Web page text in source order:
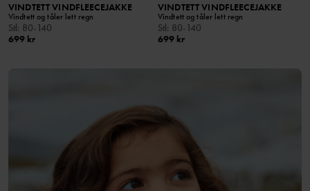
VINDTETT VINDFLEECEJAKKE
Vindtett og tåler lett regn
Stl: 80-140
699 kr
VINDTETT VINDFLEECEJAKKE
Vindtett og tåler lett regn
Stl: 80-140
699 kr